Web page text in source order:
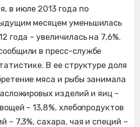
в июле 2013 года по
месяцем уменьшилась
года – увеличилась на 7,6%.
в пресс-службе
В ее структуре доля
мяса и рыбы занимала
изделий и яиц –
– 13,8%, хлебопродуктов
– 7,3%, сахара, чая и специй –